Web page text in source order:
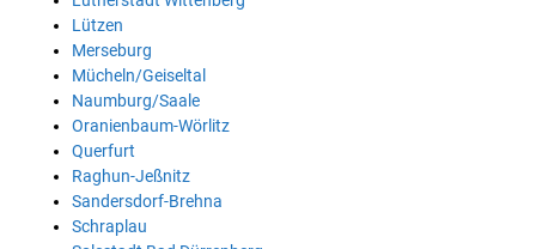
Lützen
Merseburg
Mücheln/Geiseltal
Naumburg/Saale
Oranienbaum-Wörlitz
Querfurt
Raghun-Jeßnitz
Sandersdorf-Brehna
Schraplau